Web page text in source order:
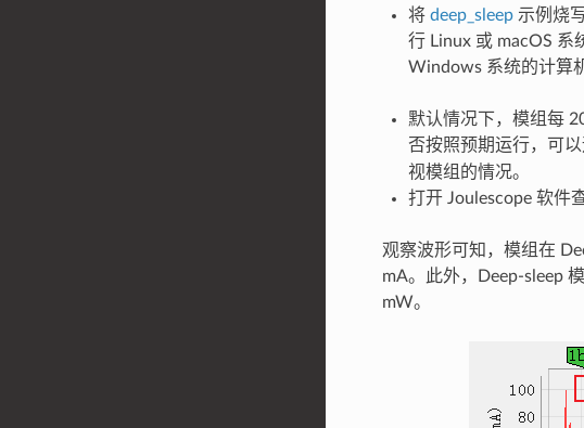
将 deep_sleep 示例烧
行 Linux 或 macOS 系
Windows 系统的计算
默认情况下，模组每
否按照预期运行，可
视模组的情况。
打开 Joulescope 软件
观察波形可知，模组在
mA。此外，Deep-sleep
mW。